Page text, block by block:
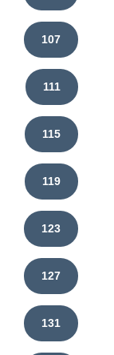
107
111
115
119
123
127
131